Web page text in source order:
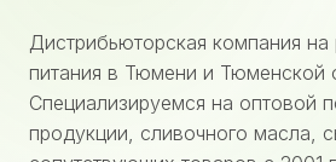
Дистрибьюторская компания на
питания в Тюмени и Тюменской
Специализируемся на оптовой
продукции, сливочного масла,